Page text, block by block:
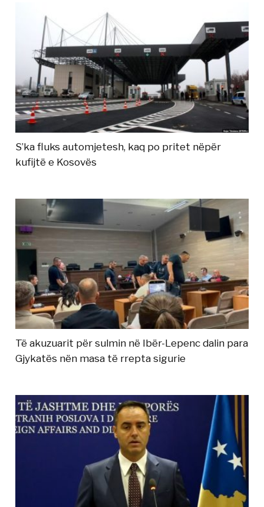
S’ka fluks automjetesh, kaq po pritet nëpër
kufijtë e Kosovës
Të akuzuarit për sulmin në Ibër-Lepenc dalin para
Gjykatës nën masa të rrepta sigurie